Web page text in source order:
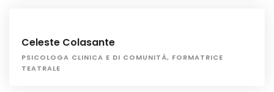
Celeste Colasante
PSICOLOGA CLINICA E DI COMUNITÀ, FORMATRICE
TEATRALE